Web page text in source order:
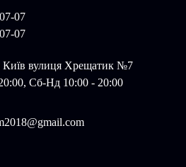
07
07
Київ вулиця Хрещатик №7
Сб-Нд 10:00 - 20:00